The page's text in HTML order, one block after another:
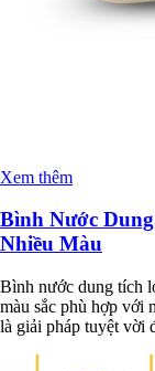
Xem thêm
Bình Nước
Nhiều Màu
Bình nước dung tích
màu sắc phù hợp với
là giải pháp tuyệt vời